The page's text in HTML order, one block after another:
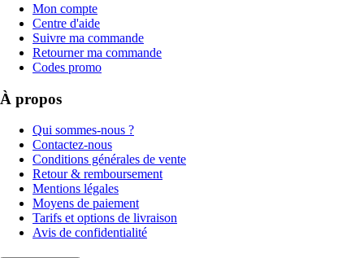
Mon compte
Centre d'aide
Suivre ma commande
Retourner ma commande
Codes promo
À propos
Qui sommes-nous ?
Contactez-nous
Conditions générales de vente
Retour & remboursement
Mentions légales
Moyens de paiement
Tarifs et options de livraison
Avis de confidentialité